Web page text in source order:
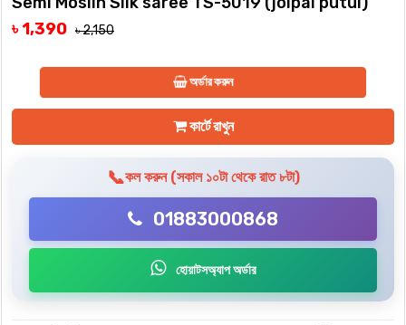
৳ 1,390 ৳ 2,150
অর্ডার করুন
কার্টে রাখুন
📞কল করুন (সকাল ১০টা থেকে রাত ৮টা)
01883000868
হোয়াটসঅ্যাপ অর্ডার